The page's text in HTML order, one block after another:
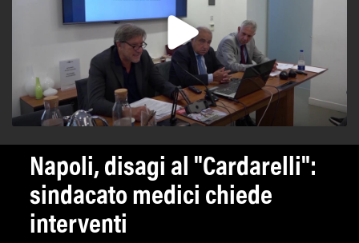
Napoli, disagi al "Cardarelli":
sindacato medici chiede
interventi